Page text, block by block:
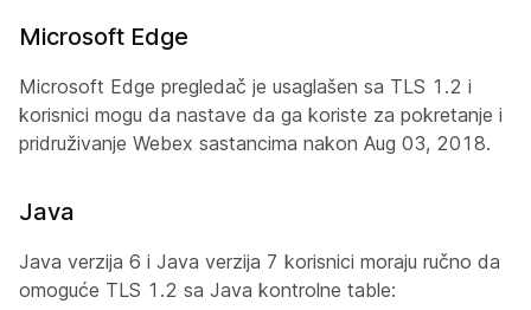
Microsoft Edge
Microsoft Edge pregledač je usaglašen sa TLS 1.2 i
korisnici mogu da nastave da ga koriste za pokretanje i
pridruživanje Webex sastancima nakon Aug 03, 2018.
Java
Java verzija 6 i Java verzija 7 korisnici moraju ručno da
omoguće TLS 1.2 sa Java kontrolne table: